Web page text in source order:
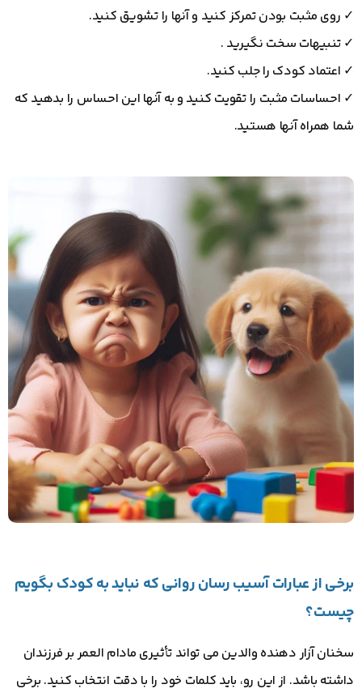
✓ روی مثبت بودن تمرکز کنید و آنها را تشویق کنید.
✓ تنبیهات سخت نگیرید .
✓ اعتماد کودک را جلب کنید.
✓ احساسات مثبت را تقویت کنید و به آنها این احساس را بدهید که
شما همراه آنها هستید.
برخی از عبارات آسیب رسان روانی که نباید به کودک بگویم
چیست؟
سخنان آزار دهنده والدین می تواند تأثیری مادام العمر بر فرزندان
داشته باشد. از این رو، باید کلمات خود را با دقت انتخاب کنید. برخی